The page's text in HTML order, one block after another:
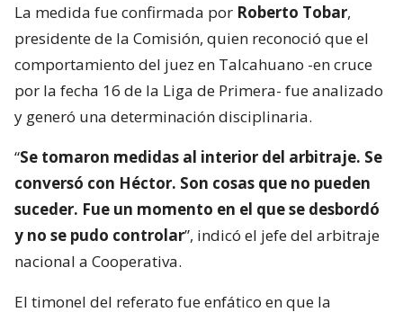
La medida fue confirmada por Roberto Tobar,
presidente de la Comisión, quien reconoció que el
comportamiento del juez en Talcahuano -en cruce
por la fecha 16 de la Liga de Primera- fue analizado
y generó una determinación disciplinaria.
“Se tomaron medidas al interior del arbitraje. Se
conversó con Héctor. Son cosas que no pueden
suceder. Fue un momento en el que se desbordó
y no se pudo controlar”, indicó el jefe del arbitraje
nacional a Cooperativa.
El timonel del referato fue enfático en que la